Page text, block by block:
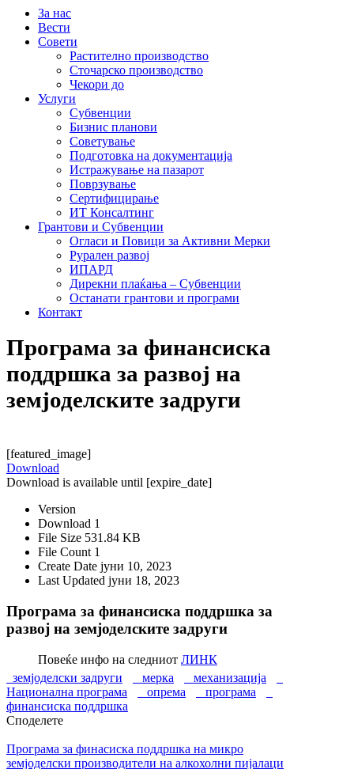
За нас
Вести
Совети
Растително производство
Сточарско производство
Чекори до
Услуги
Субвенции
Бизнис планови
Советување
Подготовка на документација
Истражување на пазарот
Поврзување
Сертифицирање
ИТ Консалтинг
Грантови и Субвенции
Огласи и Повици за Активни Мерки
Рурален развој
ИПАРД
Дирекни плаќања – Субвенции
Останати грантови и програми
Контакт
Програма за финансиска
поддршка за развој на
земјоделските задруги
[featured_image]
Download
Download is available until [expire_date]
Version
Download 1
File Size 531.84 KB
File Count 1
Create Date јуни 10, 2023
Last Updated јуни 18, 2023
Програма за финансиска поддршка за
развој на земјоделските задруги
Повеќе инфо на следниот ЛИНК
земјоделски задруги
мерка
механизација
Национална програма
опрема
програма
финансиска поддршка
Споделете
Програма за финасиска поддршка на микро
земјоделски производители на алкохолни пијалаци